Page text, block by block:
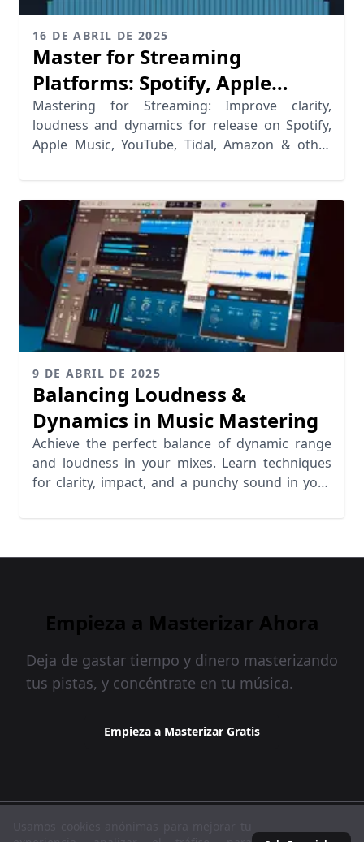
16 DE ABRIL DE 2025
Master for Streaming
Platforms: Spotify, Apple
Music, YouTube & More
Mastering for Streaming: Improve clarity,
loudness and dynamics for release on Spotify,
Apple Music, YouTube, Tidal, Amazon & other
9 DE ABRIL DE 2025
Balancing Loudness &
Dynamics in Music Mastering
Achieve the perfect balance of dynamic range
and loudness in your mixes. Learn techniques
for clarity, impact, and a punchy sound in your
Empieza a Masterizar Ahora
Deja de gastar tiempo y dinero masterizando
tus pistas, y concéntrate en tu música.
Empieza a Masterizar Gratis